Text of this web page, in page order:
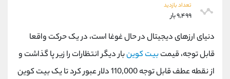
تعداد بازدید
۹,۴۹۹ بار
دنیای ارزهای دیجیتال در حال غوغا است، در یک حرکت واقعا
قابل توجه، قیمتبیت کوینبار دیگر انتظارات را زیر پا گذاشت و
از نقطه عطف قابل توجه 110,000 دلار عبور کرد تا یک بیت کوین
اطلاعات تماس
تلفن 021-22021030
بدون پیش شماره 90001030
اینستاگرام @alireza.mehrabii